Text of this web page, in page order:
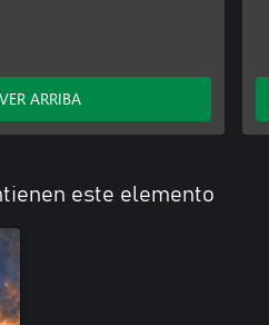
ARRIBA
este elemento